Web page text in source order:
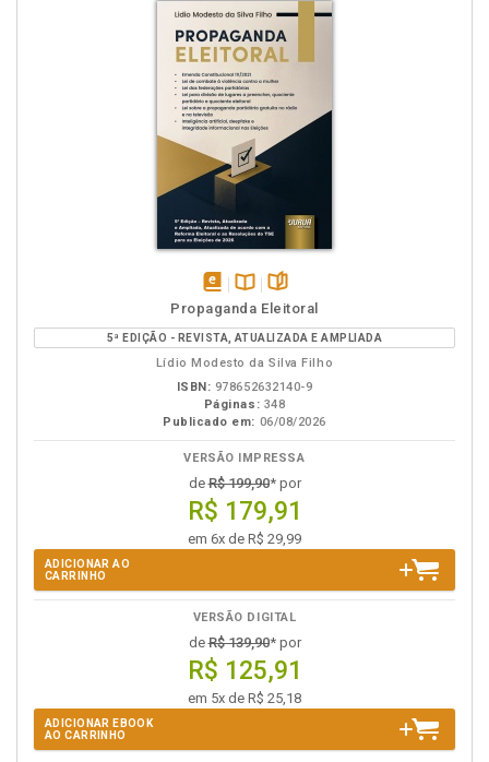
disponível
em
eBook
Disponível
na
B.V.
páginas
Propaganda Eleitoral
5ª EDIÇÃO - REVISTA, ATUALIZADA E AMPLIADA
Lídio Modesto da Silva Filho
ISBN: 978652632140-9
Páginas: 348
Publicado em: 06/08/2026
VERSÃO IMPRESSA
deR$ 199,90* por
R$ 179,91
em 6x de R$ 29,99
ADICIONAR AO
CARRINHO
VERSÃO DIGITAL
deR$ 139,90* por
R$ 125,91
em 5x de R$ 25,18
ADICIONAR EBOOK
AO CARRINHO